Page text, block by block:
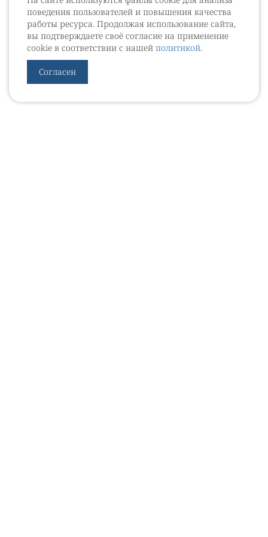
поведения пользователей и повышения качества
работы ресурса. Продолжая использование сайта,
вы подтверждаете своё согласие на применение
cookie в соответствии с нашей политикой.
Согласен